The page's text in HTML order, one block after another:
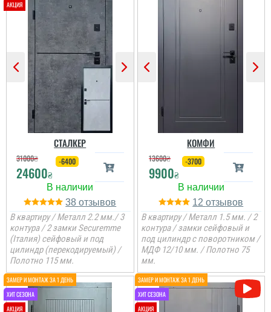
СТАЛКЕР
31000₴
24600₴
-6400
38
В квартиру / Металл 2.2 мм./ 3
контура / 2 замки Securemme
(Італия) сейфовый и под
цилиндр (перекодируемый) /
Полотно 115 мм.
КОМФИ
13600₴
9900₴
-3700
12
В квартиру / Металл 1.5 мм. / 2
контура / замки сейфовый и
под цилиндр с поворотником /
МДФ 12/10 мм. / Полотно 75
мм.